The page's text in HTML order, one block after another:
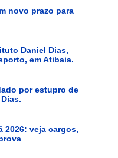
novo prazo para
Daniel Dias,
em Atibaia.
por estupro de
2026: veja cargos,